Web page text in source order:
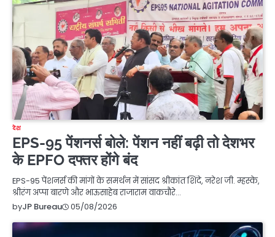
देश
EPS-95 पेंशनर्स बोले: पेंशन नहीं बढ़ी तो देशभर
के EPFO दफ्तर होंगे बंद
EPS-95 पेंशनर्स की मांगों के समर्थन में सांसद श्रीकांत शिंदे, नरेश जी. म्हस्के,
श्रीरंग अप्पा बारणे और भाऊसाहेब राजाराम वाकचौरे…
byJP Bureau 05/08/2026